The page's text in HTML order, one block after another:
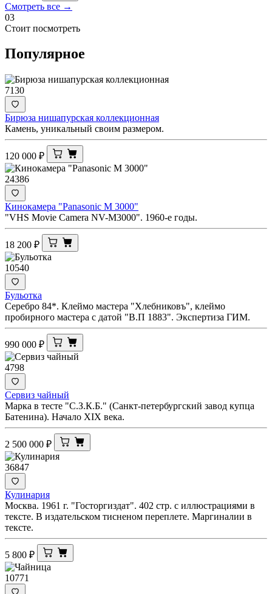
Смотреть все →
03
Стоит посмотреть
Популярное
7130
Бирюза нишапурская коллекционная
Камень, уникальный своим размером.
120 000 ₽
24386
Кинокамера "Panasonic M 3000"
"VHS Movie Camera NV-M3000". 1960-е годы.
18 200 ₽
10540
Бульотка
Серебро 84*. Клеймо мастера "Хлебниковъ", клеймо
пробирного мастера с датой "В.П 1883". Экспертиза ГИМ.
990 000 ₽
4798
Сервиз чайный
Марка в тесте "С.З.К.Б." (Санкт-петербургский завод купца
Батенина). Начало XIX века.
2 500 000 ₽
36847
Кулинария
Москва. 1961 г. "Госторгиздат". 402 стр. с иллюстрациями в
тексте. В издательском тисненом переплете. Маргиналии в
тексте.
5 800 ₽
10771